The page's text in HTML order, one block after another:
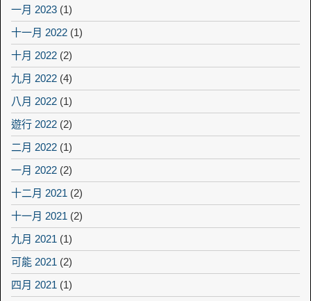
一月 2023 (1)
十一月 2022 (1)
十月 2022 (2)
九月 2022 (4)
八月 2022 (1)
遊行 2022 (2)
二月 2022 (1)
一月 2022 (2)
十二月 2021 (2)
十一月 2021 (2)
九月 2021 (1)
可能 2021 (2)
四月 2021 (1)